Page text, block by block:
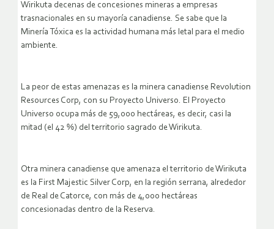
Wirikuta decenas de concesiones mineras a empresas
trasnacionales en su mayoría canadiense. Se sabe que la
Minería Tóxica es la actividad humana más letal para el medio
ambiente.
La peor de estas amenazas es la minera canadiense Revolution
Resources Corp, con su Proyecto Universo. El Proyecto
Universo ocupa más de 59,000 hectáreas, es decir, casi la
mitad (el 42 %) del territorio sagrado de Wirikuta.
Otra minera canadiense que amenaza el territorio de Wirikuta
es la First Majestic Silver Corp, en la región serrana, alrededor
de Real de Catorce, con más de 4,000 hectáreas
concesionadas dentro de la Reserva.